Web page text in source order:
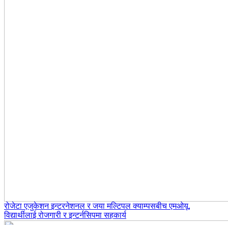
रोजेटा एजुकेशन इन्टरनेशनल र जया मल्टिपल क्याम्पसबीच एमओयू,
विद्यार्थीलाई रोजगारी र इन्टर्नसिपमा सहकार्य